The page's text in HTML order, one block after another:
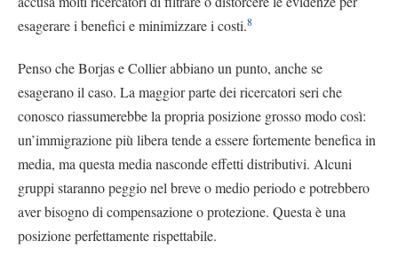
esagerare i benefici e minimizzare i costi.8
Penso che Borjas e Collier abbiano un punto, anche se
esagerano il caso. La maggior parte dei ricercatori seri che
conosco riassumerebbe la propria posizione grosso modo così:
un’immigrazione più libera tende a essere fortemente benefica in
media, ma questa media nasconde effetti distributivi. Alcuni
gruppi staranno peggio nel breve o medio periodo e potrebbero
aver bisogno di compensazione o protezione. Questa è una
posizione perfettamente rispettabile.